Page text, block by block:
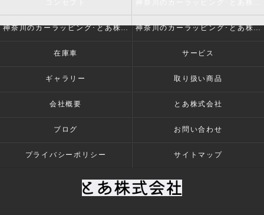
神奈川のカーラッピング･とあ株式会社の評判 神奈川のカーラッピング･とあ株式会社のお客様の声
在庫車 サービス
ギャラリー 取り扱い商品
会社概要 とあ株式会社
ブログ お問い合わせ
プライバシーポリシー サイトマップ